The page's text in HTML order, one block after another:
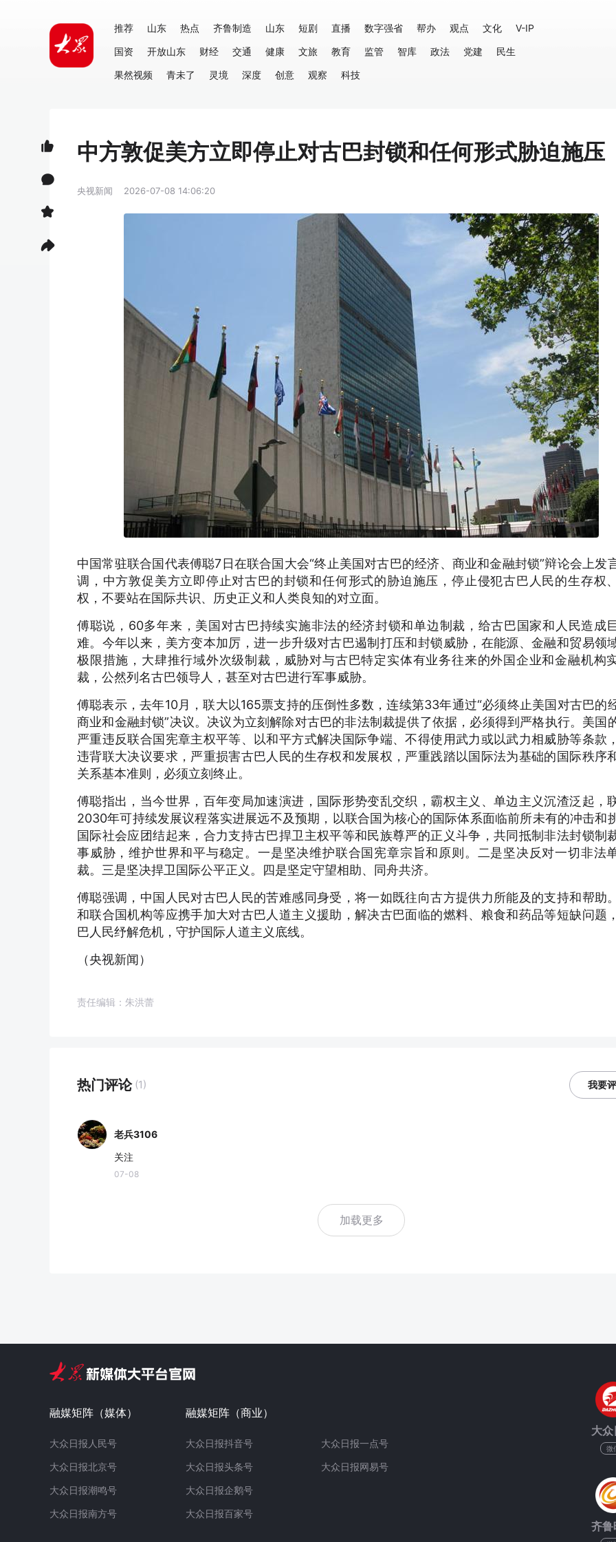
推荐 山东 热点 齐鲁制造 山东 短剧 直播 数字强省 帮办 观点 文化
V-IP
国资
开放山东 财经 交通 健康 文旅 教育 监管 智库 政法 党建
民生
果然视频
青未了 灵境 深度 创意 观察 科技
中方敦促美方立即停止对古巴封锁和任何形式胁迫施压
央视新闻 2026-07-08 14:06:20
中国常驻联合国代表傅聪7日在联合国大会“终止美国对古巴的经济、商业和金融封锁”辩论会上发
调，中方敦促美方立即停止对古巴的封锁和任何形式的胁迫施压，停止侵犯古巴人民的生存权
权，不要站在国际共识、历史正义和人类良知的对立面。
傅聪说，60多年来，美国对古巴持续实施非法的经济封锁和单边制裁，给古巴国家和人民造成
难。今年以来，美方变本加厉，进一步升级对古巴遏制打压和封锁威胁，在能源、金融和贸易领
极限措施，大肆推行域外次级制裁，威胁对与古巴特定实体有业务往来的外国企业和金融机构
裁，公然列名古巴领导人，甚至对古巴进行军事威胁。
傅聪表示，去年10月，联大以165票支持的压倒性多数，连续第33年通过“必须终止美国对古巴的
商业和金融封锁”决议。决议为立刻解除对古巴的非法制裁提供了依据，必须得到严格执行。美国
严重违反联合国宪章主权平等、以和平方式解决国际争端、不得使用武力或以武力相威胁等条款
违背联大决议要求，严重损害古巴人民的生存权和发展权，严重践踏以国际法为基础的国际秩序
关系基本准则，必须立刻终止。
傅聪指出，当今世界，百年变局加速演进，国际形势变乱交织，霸权主义、单边主义沉渣泛起，
2030年可持续发展议程落实进展远不及预期，以联合国为核心的国际体系面临前所未有的冲击和
国际社会应团结起来，合力支持古巴捍卫主权平等和民族尊严的正义斗争，共同抵制非法封锁制
事威胁，维护世界和平与稳定。一是坚决维护联合国宪章宗旨和原则。二是坚决反对一切非法
裁。三是坚决捍卫国际公平正义。四是坚定守望相助、同舟共济。
傅聪强调，中国人民对古巴人民的苦难感同身受，将一如既往向古方提供力所能及的支持和帮助
和联合国机构等应携手加大对古巴人道主义援助，解决古巴面临的燃料、粮食和药品等短缺问题
巴人民纾解危机，守护国际人道主义底线。
（央视新闻）
责任编辑：朱洪蕾
热门评论 (1) 我要
老兵3106
关注
07-08
加载更多
融媒矩阵（媒体）
大众日报人民号
大众日报北京号
大众日报潮鸣号
大众日报南方号
融媒矩阵（商业）
大众日报抖音号
大众日报头条号
大众日报企鹅号
大众日报百家号
大众日报一点号
大众日报网易号
大
微
齐鲁